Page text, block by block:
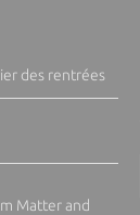
des rentrées
Matter and